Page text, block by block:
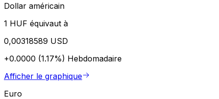
Dollar américain
1 HUF équivaut à
0,00318589 USD
+0.0000 (1.17%) Hebdomadaire
Afficher le graphique
Euro